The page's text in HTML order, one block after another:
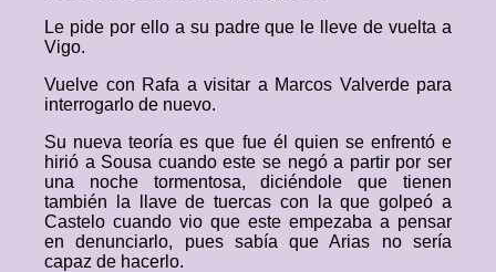
Le pide por ello a su padre que le lleve de vuelta a
Vigo.
Vuelve con Rafa a visitar a Marcos Valverde para
interrogarlo de nuevo.
Su nueva teoría es que fue él quien se enfrentó e
hirió a Sousa cuando este se negó a partir por ser
una noche tormentosa, diciéndole que tienen
también la llave de tuercas con la que golpeó a
Castelo cuando vio que este empezaba a pensar
en denunciarlo, pues sabía que Arias no sería
capaz de hacerlo.